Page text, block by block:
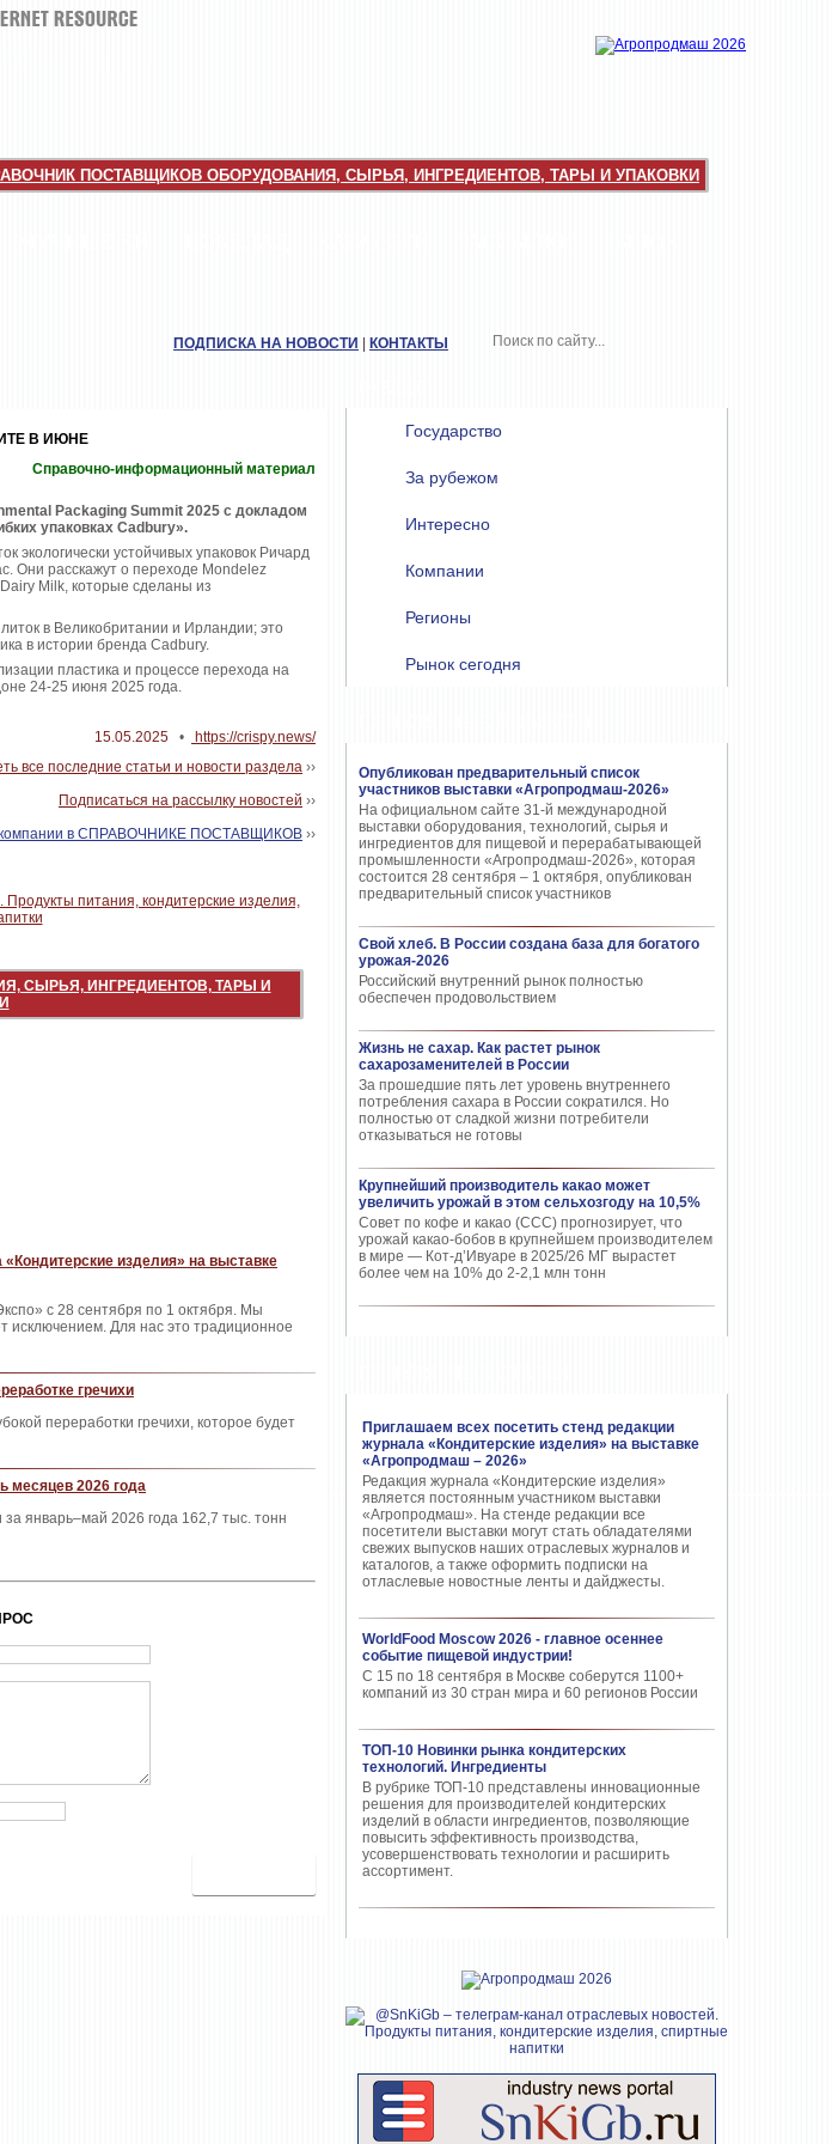
ПОСТАВЩИКОВ ОБОРУДОВАНИЯ, СЫРЬЯ, ИНГРЕДИЕНТОВ, ТАРЫ И УПАКОВКИ
Государство
За рубежом
Интересно
Компании
Регионы
Рынок сегодня
Опубликован предварительный список
участников выставки «Агропродмаш-2026»
На официальном сайте 31-й международной
выставки оборудования, технологий, сырья и
ингредиентов для пищевой и перерабатывающей
промышленности «Агропродмаш-2026», которая
состоится 28 сентября – 1 октября, опубликован
предварительный список участников
Свой хлеб. В России создана база для богатого
урожая-2026
Российский внутренний рынок полностью
обеспечен продовольствием
Жизнь не сахар. Как растет рынок
сахарозаменителей в России
За прошедшие пять лет уровень внутреннего
потребления сахара в России сократился. Но
полностью от сладкой жизни потребители
отказываться не готовы
Крупнейший производитель какао может
увеличить урожай в этом сельхозгоду на 10,5%
Совет по кофе и какао (CCC) прогнозирует, что
урожай какао-бобов в крупнейшем производителем
в мире — Кот-д’Ивуаре в 2025/26 МГ вырастет
более чем на 10% до 2-2,1 млн тонн
Приглашаем всех посетить стенд редакции
журнала «Кондитерские изделия» на выставке
«Агропродмаш – 2026»
Редакция журнала «Кондитерские изделия»
является постоянным участником выставки
«Агропродмаш». На стенде редакции все
посетители выставки могут стать обладателями
свежих выпусков наших отраслевых журналов и
каталогов, а также оформить подписки на
отласлевые новостные ленты и дайджесты.
WorldFood Moscow 2026 - главное осеннее
событие пищевой индустрии!
С 15 по 18 сентября в Москве соберутся 1100+
компаний из 30 стран мира и 60 регионов России
ТОП-10 Новинки рынка кондитерских
технологий. Ингредиенты
В рубрике ТОП-10 представлены инновационные
решения для производителей кондитерских
изделий в области ингредиентов, позволяющие
повысить эффективность производства,
усовершенствовать технологии и расширить
ассортимент.
ПОДПИСКА НА НОВОСТИ КОНТАКТЫ
В ИЮНЕ
Справочно-информационный материал
Packaging Summit 2025 с докладом
упаковках Cadbury».
экологически устойчивых упаковок Ричард
Они расскажут о переходе Mondelez
Milk, которые сделаны из
в Великобритании и Ирландии; это
в истории бренда Cadbury.
пластика и процессе перехода на
24-25 июня 2025 года.
15.05.2025 •
https://crispy.news/
все последние статьи и новости раздела ››
Подписаться на рассылку новостей ››
компании в СПРАВОЧНИКЕ ПОСТАВЩИКОВ ››
СЫРЬЯ, ИНГРЕДИЕНТОВ, ТАРЫ И
изделия» на выставке
с 28 сентября по 1 октября. Мы
исключением. Для нас это традиционное
гречихи
переработки гречихи, которое будет
месяцев 2026 года
январь–май 2026 года 162,7 тыс. тонн